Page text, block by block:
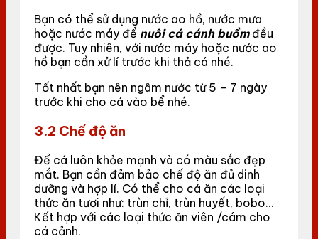
Bạn có thể sử dụng nước ao hồ, nước mưa
hoặc nước máy để nuôi cá cánh buồmđều
được. Tuy nhiên, với nước máy hoặc nước ao
hồ bạn cần xử lí trước khi thả cá nhé.
Tốt nhất bạn nên ngâm nước từ 5 – 7 ngày
trước khi cho cá vào bể nhé.
3.2 Chế độ ăn
Để cá luôn khỏe mạnh và có màu sắc đẹp
mắt. Bạn cần đảm bảo chế độ ăn đủ dinh
dưỡng và hợp lí. Có thể cho cá ăn các loại
thức ăn tươi như: trùn chỉ, trùn huyết, bobo…
Kết hợp với các loại thức ăn viên /cám cho
cá cảnh.